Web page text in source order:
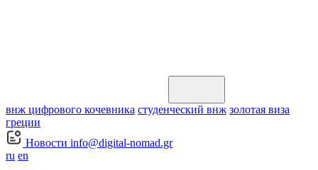
внж цифрового кочевника студенческий внж золотая виза
греции
Новости info@digital-nomad.gr
ru en